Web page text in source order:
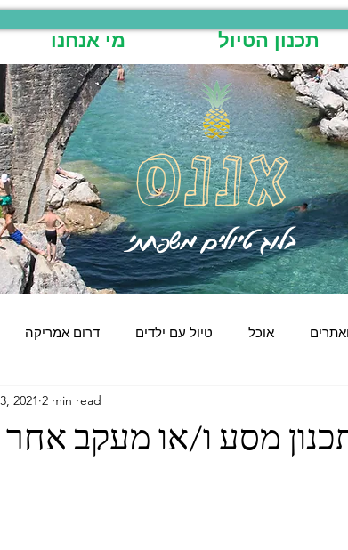
מי אנחנו תכנון הטיול
דרום אמריקה טיול עם ילדים אוכל
יעדים
מסע ו/או מעקב
2021 2 min read
אננס
בלוג טיולים משפחתי